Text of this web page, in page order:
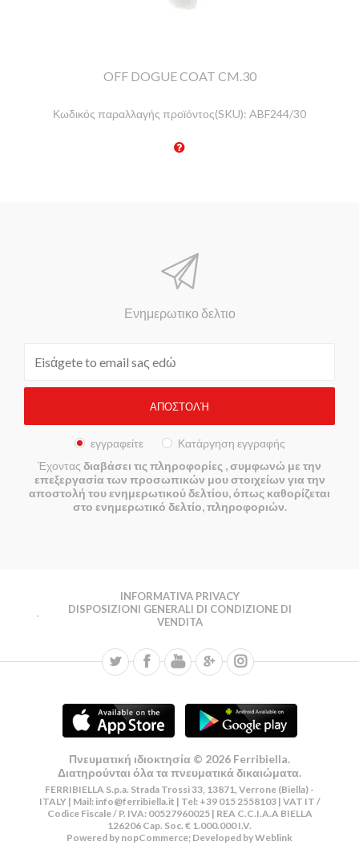
OFF DOGUE COAT CM.30
Κωδικός παραλλαγής προϊόντος(SKU): ABF244/30
Ενημερωτικο δελτιο
εγγραφείτε
Κατάργηση εγγραφής
Έχοντας διαβάσει τις πληροφορίες , συμφωνώ με την
επεξεργασία των προσωπικών μου στοιχείων για την
αποστολή του ενημερωτικού δελτίου, όπως καθορίζεται
στο ενημερωτικό δελτίο, πληροφοριών.
INFORMATIVA PRIVACY
DISPOSIZIONI GENERALI DI CONDIZIONE DI
VENDITA
Πνευματική ιδιοκτησία © 2026 Ferribiella.
Διατηρούνται όλα τα πνευματικά δικαιώματα.
FERRIBIELLA S.p.a. Strada Trossi 33, 13871, Verrone (Biella) -
ITALY | Mail: info@ferribiella.it | Tel: +39 015 2558103 | VAT IT /
Codice Fiscale / P. IVA: 00527960025 | REA C.C.I.A.A BIELLA
126206 Cap. Soc. € 1.000.000 I.V.
Powered by nopCommerce; Developed byWeblink